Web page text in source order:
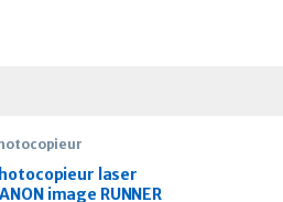
laser
image RUNNER